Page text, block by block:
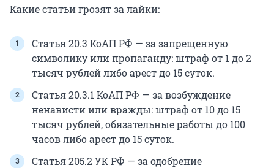
Какие статьи грозят за лайки:
Статья 20.3 КоАП РФ — за запрещенную
символику или пропаганду: штраф от 1 до 2
тысяч рублей либо арест до 15 суток.
Статья 20.3.1 КоАП РФ — за возбуждение
ненависти или вражды: штраф от 10 до 15
тысяч рублей, обязательные работы до 100
часов либо арест до 15 суток.
Статья 205.2 УК РФ — за одобрение